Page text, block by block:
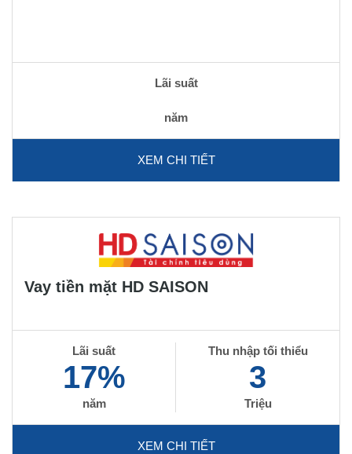
Lãi suất
năm
XEM CHI TIẾT
Vay tiền mặt HD SAISON
Lãi suất
17%
năm
Thu nhập tối thiểu
3
Triệu
XEM CHI TIẾT